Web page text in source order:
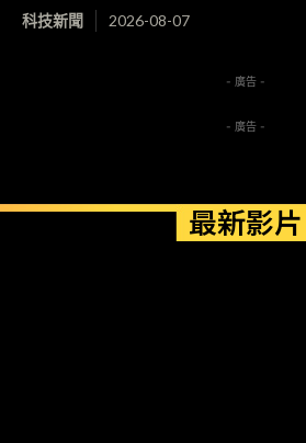
科技新聞 2026-08-07
- 廣告 -
- 廣告 -
最新影片